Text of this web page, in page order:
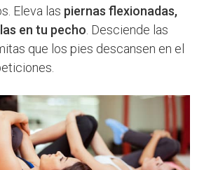
Eleva las piernas flexionadas,
en tu pecho . Desciende las
que los pies descansen en el